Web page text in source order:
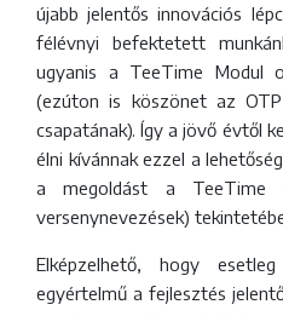
újabb jelentős innovációs
félévnyi befektetett
ugyanis a TeeTime Modul
(ezúton is köszönet az
csapatának). Így a jövő évtől
élni kívánnak ezzel a
a megoldást a TeeTime
versenynevezések)
Elképzelhető, hogy
egyértelmű a fejlesztés